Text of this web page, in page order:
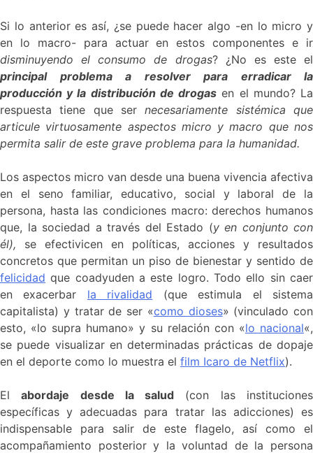
Si lo anterior es así, ¿se puede hacer algo -en lo micro y
en lo macro- para actuar en estos componentes e ir
disminuyendo el consumo de drogas? ¿No es este el
principal problema a resolver para erradicar la
producción y la distribución de drogas en el mundo? La
respuesta tiene que sernecesariamente sistémica que
articule virtuosamente aspectos micro y macro que nos
permita salir de este grave problema para la humanidad.
Los aspectos micro van desde una buena vivencia afectiva
en el seno familiar, educativo, social y laboral de la
persona, hasta las condiciones macro: derechos humanos
que, la sociedad a través del Estado (y en conjunto con
él), se efectivicen en políticas, acciones y resultados
concretos que permitan un piso de bienestar y sentido de
felicidad que coadyuden a este logro. Todo ello sin caer
en exacerbar la rivalidad (que estimula el sistema
capitalista) y tratar de ser «como dioses» (vinculado con
esto, «lo supra humano» y su relación con «lo nacional«,
se puede visualizar en determinadas prácticas de dopaje
en el deporte como lo muestra el film Icaro de Netflix).
Elabordaje desde la salud (con las instituciones
específicas y adecuadas para tratar las adicciones) es
indispensable para salir de este flagelo, así como el
acompañamiento posterior y la voluntad de la persona